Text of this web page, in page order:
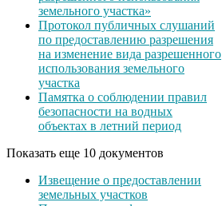
земельного участка»
Протокол публичных слушаний
по предоставлению разрешения
на изменение вида разрешенного
использования земельного
участка
Памятка о соблюдении правил
безопасности на водных
объектах в летний период
Показать еще 10 документов
Извещение о предоставлении
земельных участков